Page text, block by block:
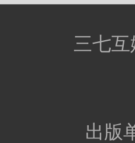
三七
出版